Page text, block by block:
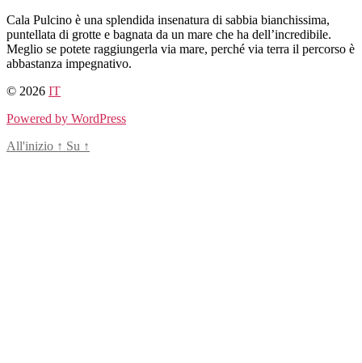
Salta
al
contenuto
Cala Pulcino è una splendida insenatura di sabbia bianchissima,
puntellata di grotte e bagnata da un mare che ha dell’incredibile.
Meglio se potete raggiungerla via mare, perché via terra il percorso è
abbastanza impegnativo.
© 2026 IT
Powered by WordPress
All'inizio ↑ Su ↑